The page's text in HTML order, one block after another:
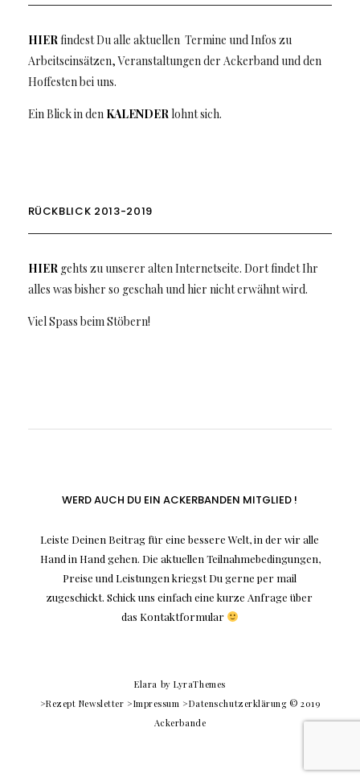
HIERfindest Du alle aktuellen Termine und Infos zu
Arbeitseinsätzen, Veranstaltungen der Ackerband und den
Hoffesten bei uns.
Ein Blick in den KALENDERlohnt sich.
RÜCKBLICK 2013-2019
HIERgehts zu unserer alten Internetseite. Dort findet Ihr
alles was bisher so geschah und hier nicht erwähnt wird.
Viel Spass beim Stöbern!
WERD AUCH DU EIN ACKERBANDEN MITGLIED !
Leiste Deinen Beitrag für eine bessere Welt, in der wir alle
Hand in Hand gehen. Die aktuellen Teilnahmebedingungen,
Preise und Leistungen kriegst Du gerne per mail
zugeschickt. Schick uns einfach eine kurze Anfrage über
das Kontaktformular
Elara by LyraThemes
>Rezept Newsletter >Impressum >Datenschutzerklärung© 2019
Ackerbande